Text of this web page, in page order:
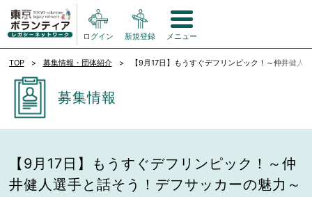
ログイン 新規登録 メニュー
TOP 募集情報・団体紹介 【9月17日】もうすぐデフリンピック！～仲井健人
募集情報
【9月17日】もうすぐデフリンピック！～仲
井健人選手と話そう！デフサッカーの魅力～